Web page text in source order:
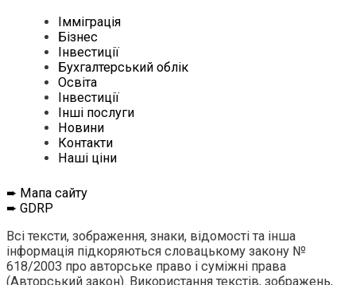
Імміграція
Бізнес
Інвестиції
Бухгалтерський облік
Освіта
Інвестиції
Інші послуги
Новини
Контакти
Нашi цiни
➨ Мапа сайту
➨ GDRP
Всі тексти, зображення, знаки, відомості та інша
інформація підкоряються словацькому закону №
618/2003 про авторське право і суміжні права
(Авторський закон). Використання текстів, зображень,